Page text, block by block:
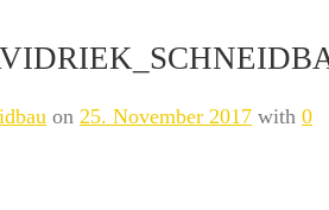
on 25. November 2017 with 0